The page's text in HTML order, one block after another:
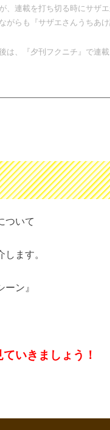
、連載を打ち切る時にサザ
らも『サザエさんうちあ
は、『夕刊フクニチ』で連
ついて
ます。
ン』
ていきましょう！